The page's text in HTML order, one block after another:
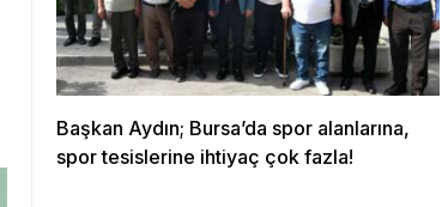
Başkan Aydın; Bursa’da spor alanlarına,
spor tesislerine ihtiyaç çok fazla!